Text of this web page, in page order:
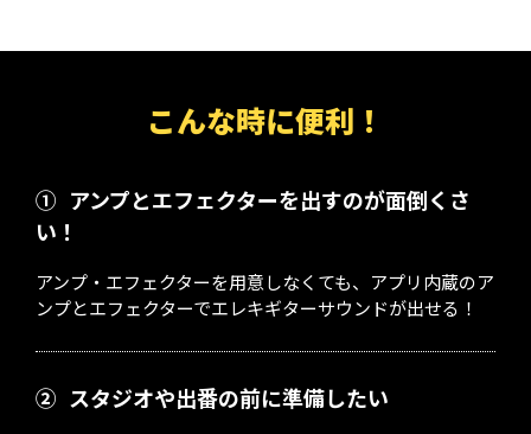
こんな時に便利！
① アンプとエフェクターを出すのが面倒くさ
い！
アンプ・エフェクターを用意しなくても、アプリ内蔵のア
ンプとエフェクターでエレキギターサウンドが出せる！
② スタジオや出番の前に準備したい